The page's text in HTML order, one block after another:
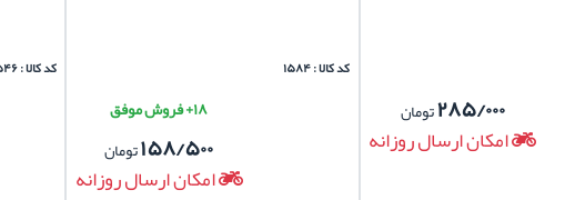
۲۸۵/۰۰۰تومان
امکان ارسال روزانه
کد کالا : ۱۵۸۴
۱۸+ فروش موفق
۱۵۸/۵۰۰تومان
امکان ارسال روزانه
کد کالا : ۴۵۴۶